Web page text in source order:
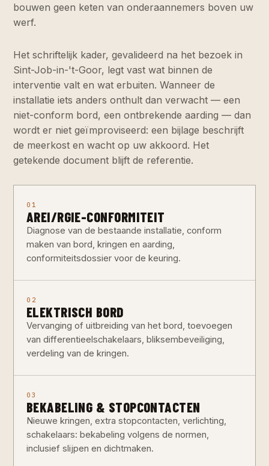
bouwen geen keten van onderaannemers boven uw
werf.
Het schriftelijk kader, gevalideerd na het bezoek in
Sint-Job-in-'t-Goor, legt vast wat binnen de
interventie valt en wat erbuiten. Wanneer de
installatie iets anders onthult dan verwacht — een
niet-conform bord, een ontbrekende aarding — dan
wordt er niet geïmproviseerd: een bijlage beschrijft
de meerkost en wacht op uw akkoord. Het
getekende document blijft de referentie.
01
AREI/RGIE-CONFORMITEIT
Diagnose van de bestaande installatie, conform
maken van bord, kringen en aarding,
conformiteitsdossier voor de keuring.
02
ELEKTRISCH BORD
Vervanging of uitbreiding van het bord, toevoegen
van differentieelschakelaars, bliksembeveiliging,
verdeling van de kringen.
03
BEKABELING & STOPCONTACTEN
Nieuwe kringen, extra stopcontacten, verlichting,
schakelaars: bekabeling volgens de normen,
inclusief slijpen en dichtmaken.